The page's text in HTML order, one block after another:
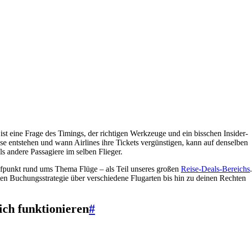
eine Frage des Timings, der richtigen Werkzeuge und ein bisschen Insider-
entstehen und wann Airlines ihre Tickets vergünstigen, kann auf denselben
andere Passagiere im selben Flieger.
rund ums Thema Flüge – als Teil unseres großen Reise-Deals-Bereichs.
Buchungsstrategie über verschiedene Flugarten bis hin zu deinen Rechten
funktionieren#